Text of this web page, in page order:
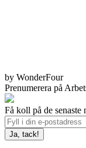
by WonderFour
Prenumerera på
Få koll på de senaste